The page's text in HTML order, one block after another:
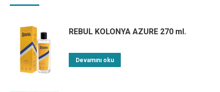
REBUL KOLONYA AZURE 270 ml.
Devamını oku